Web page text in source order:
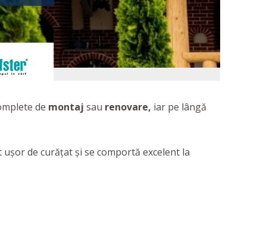
de montaj sau renovare, iar pe lângă
de curățat și se comportă excelent la